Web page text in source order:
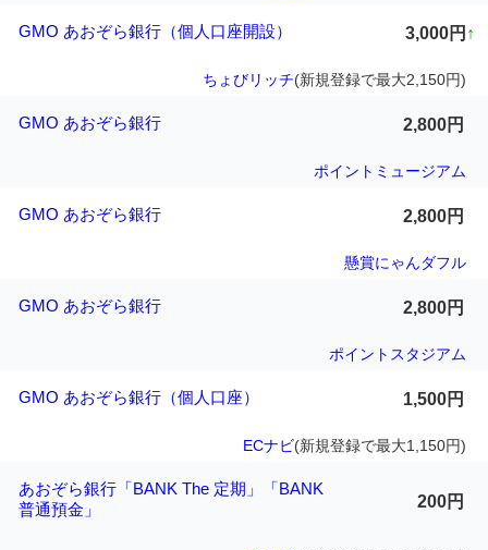
GMO あおぞら銀行（個人口座開設） 3,000円 ↑
ちょびリッチ(新規登録で最大2,150円)
GMO あおぞら銀行 2,800円
ポイントミュージアム
GMO あおぞら銀行 2,800円
懸賞にゃんダフル
GMO あおぞら銀行 2,800円
ポイントスタジアム
GMO あおぞら銀行（個人口座） 1,500円
ECナビ(新規登録で最大1,150円)
あおぞら銀行「BANK The 定期」「BANK
普通預金」
200円